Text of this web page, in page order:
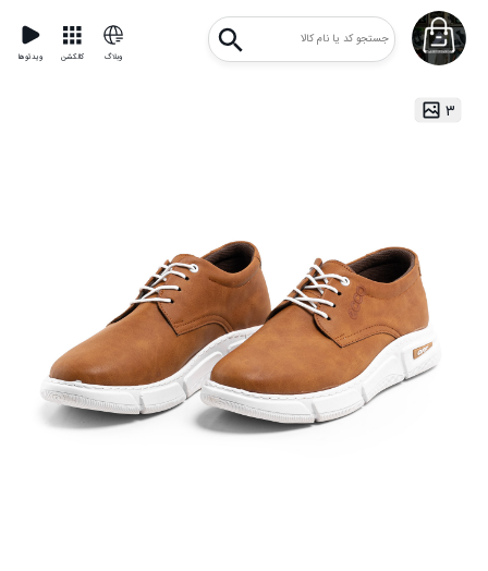
ویدئوها کالکشن وبلاگ
۳